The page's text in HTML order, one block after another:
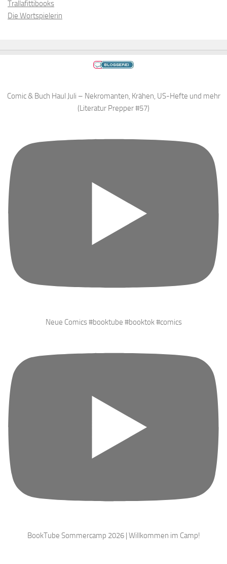
Trallafittibooks
Die Wortspielerin
Comic & Buch Haul Juli – Nekromanten, Krähen, US-Hefte und mehr
(Literatur Prepper #57)
Neue Comics #booktube #booktok #comics
BookTube Sommercamp 2026 | Willkommen im Camp!